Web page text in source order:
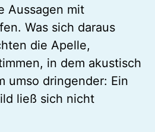
Aussagen mit
Was sich daraus
die Apelle,
in dem akustisch
umso dringender: Ein
ließ sich nicht